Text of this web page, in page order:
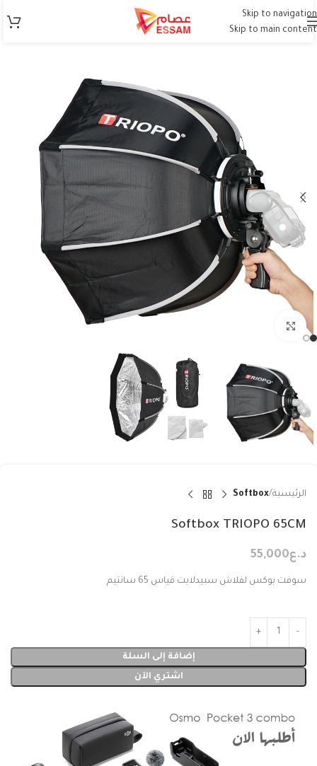
Skip to navigation
Skip to main content
الرئيسية Softbox
Softbox TRIOPO 65CM
د.ع55,000
سوفت بوكس لفلاش سبيدلايت قياس 65 سانتيم
إضافة إلى السلة
اشتري الآن